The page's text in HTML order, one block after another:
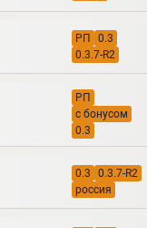
РП
0.3
0.3.7-R2
РП
с бонусом
0.3
0.3
0.3.7-R2
россия